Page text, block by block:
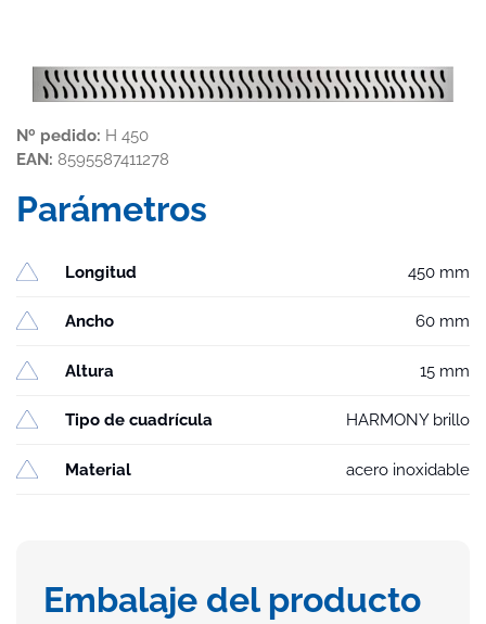
Nº pedido: H 450
EAN: 8595587411278
Parámetros
Longitud 450 mm
Ancho 60 mm
Altura 15 mm
Tipo de cuadrícula HARMONY brillo
Material acero inoxidable
Embalaje del producto